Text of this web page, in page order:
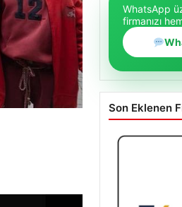
WhatsApp
firmanızı
Son Eklenen